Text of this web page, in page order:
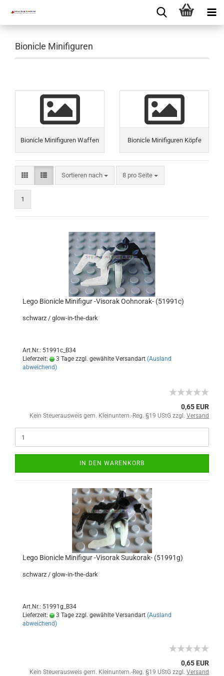
Bionicle Minifiguren
Bionicle Minifiguren Waffen Bionicle Minifiguren Köpfe
Sortieren nach 8 pro Seite
1
Lego Bionicle Minifigur -Visorak Oohnorak- (51991c)
schwarz / glow-in-the-dark
Art.Nr.: 51991c_B34
Lieferzeit:
3 Tage zzgl. gewählte Versandart (Ausland
abweichend)
0,65 EUR
Kein Steuerausweis gem. Kleinuntern.-Reg. §19 UStG zzgl. Versand
IN DEN WARENKORB
Lego Bionicle Minifigur -Visorak Suukorak- (51991g)
schwarz / glow-in-the-dark
Art.Nr.: 51991g_B34
Lieferzeit:
3 Tage zzgl. gewählte Versandart (Ausland
abweichend)
0,65 EUR
Kein Steuerausweis gem. Kleinuntern.-Reg. §19 UStG zzgl. Versand